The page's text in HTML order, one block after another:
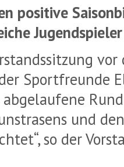
positive
Jugendspieler
vor
Sportfreunde
und
so der